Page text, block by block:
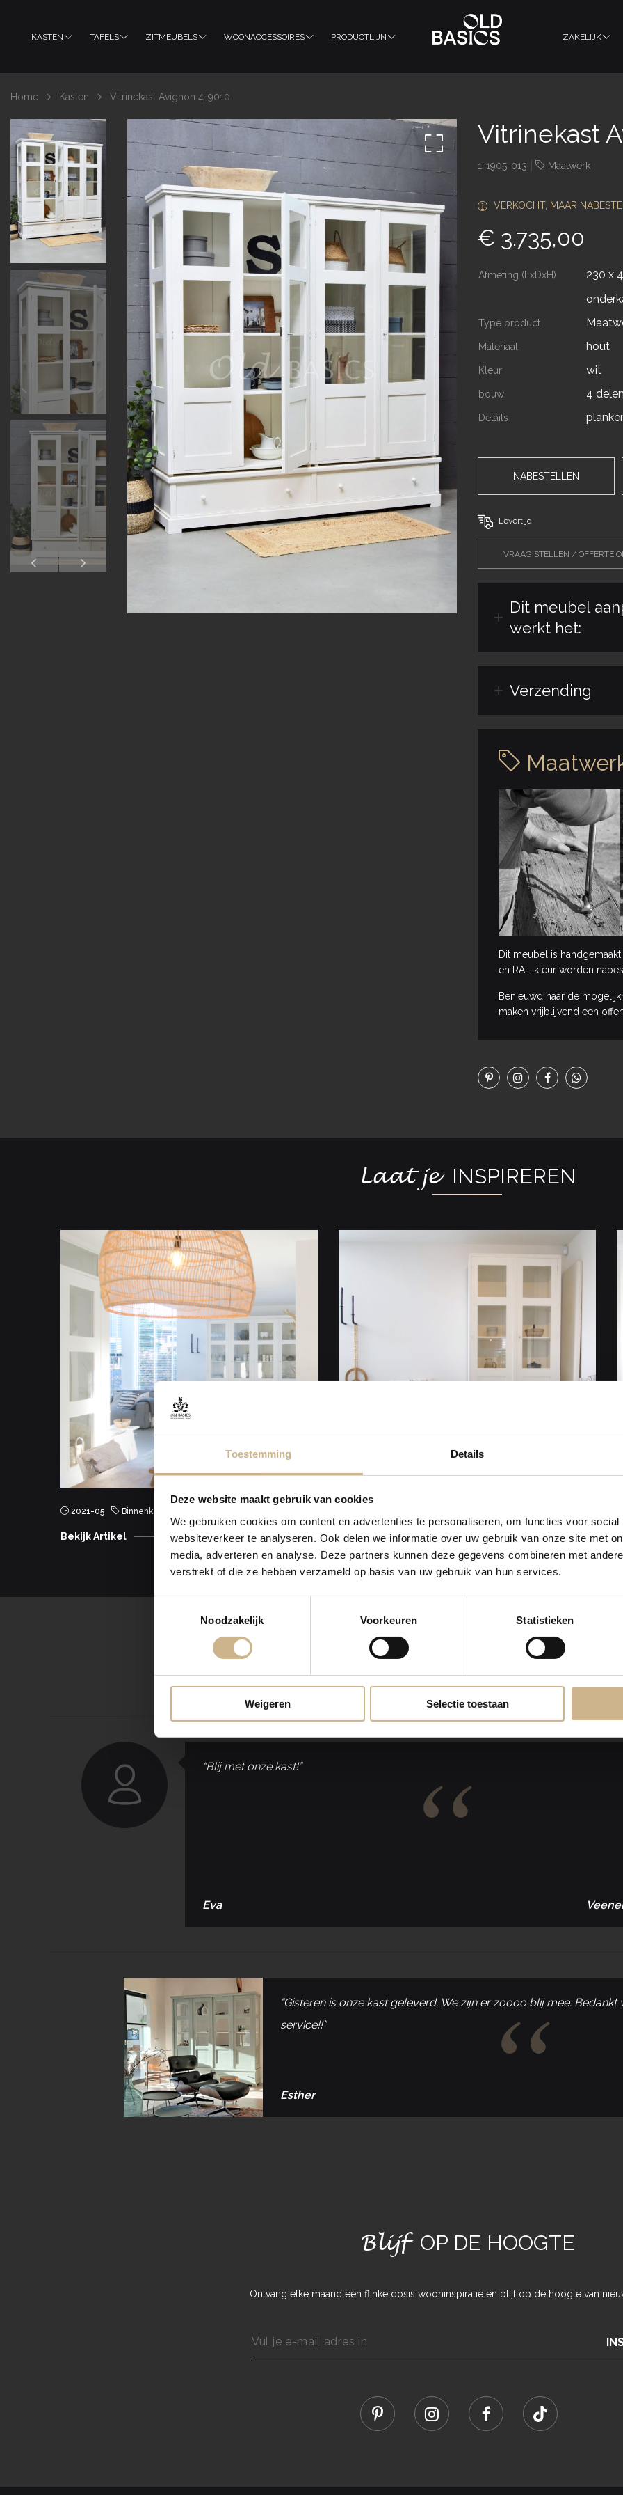
Toestemming Details
Deze website maakt gebruik van cookies
We gebruiken cookies om content en advertenties te personaliseren, om functies voor
websiteverkeer te analyseren. Ook delen we informatie over uw gebruik van onze site met
media, adverteren en analyse. Deze partners kunnen deze gegevens combineren met
verstrekt of die ze hebben verzameld op basis van uw gebruik van hun services.
Noodzakelijk
Voorkeuren Statistieken
Weigeren Selectie toestaan
KASTEN TAFELS ZITMEUBELS WOONACCESSOIRES PRODUCTLIJN ZAKELIJK
Home Kasten Vitrinekast Avignon 4-9010
Vitrinekast
1-1905-013 Maatwerk
VERKOCHT, MAAR
€ 3.735,00
Afmeting (LxDxH)
230 x
Type product
Materiaal hout
Kleur wit
bouw 4
Details
NABESTELLEN
Levertijd
VRAAG STELLEN / OFFERTE
Dit meubel
werkt het:
Verzending
Dit meubel is
en RAL-kleur worden
Benieuwd naar de
maken vrijblijvend een
Laat je INSPIREREN
2021-05 Binnenkijken
Bekijk Artikel Bekijk Artikel
VAN ONZE KLANTEN
“Blij met onze kast!”
Eva
“Gisteren is onze kast geleverd. We zijn er zoooo blij mee.
service!!”
Esther
Blijf OP DE HOOGTE
Ontvang elke maand een flinke dosis wooninspiratie en blijf op de hoogte van